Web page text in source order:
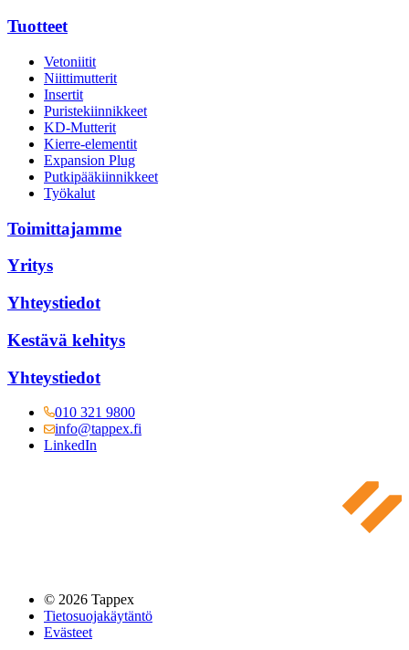
Tuotteet
Vetoniitit
Niittimutterit
Insertit
Puristekiinnikkeet
KD-Mutterit
Kierre-elementit
Expansion Plug
Putkipääkiinnikkeet
Työkalut
Toimittajamme
Yritys
Yhteystiedot
Kestävä kehitys
Yhteystiedot
010 321 9800
info@tappex.fi
LinkedIn
© 2026 Tappex
Tietosuojakäytäntö
Evästeet